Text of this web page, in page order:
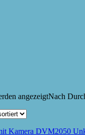
angezeigtNach